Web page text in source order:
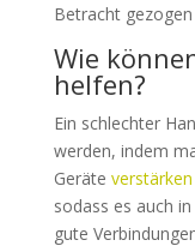
Betracht
Wie
helfen?
Ein schlechter
werden, indem
Geräte verstärken
sodass es auch
gute